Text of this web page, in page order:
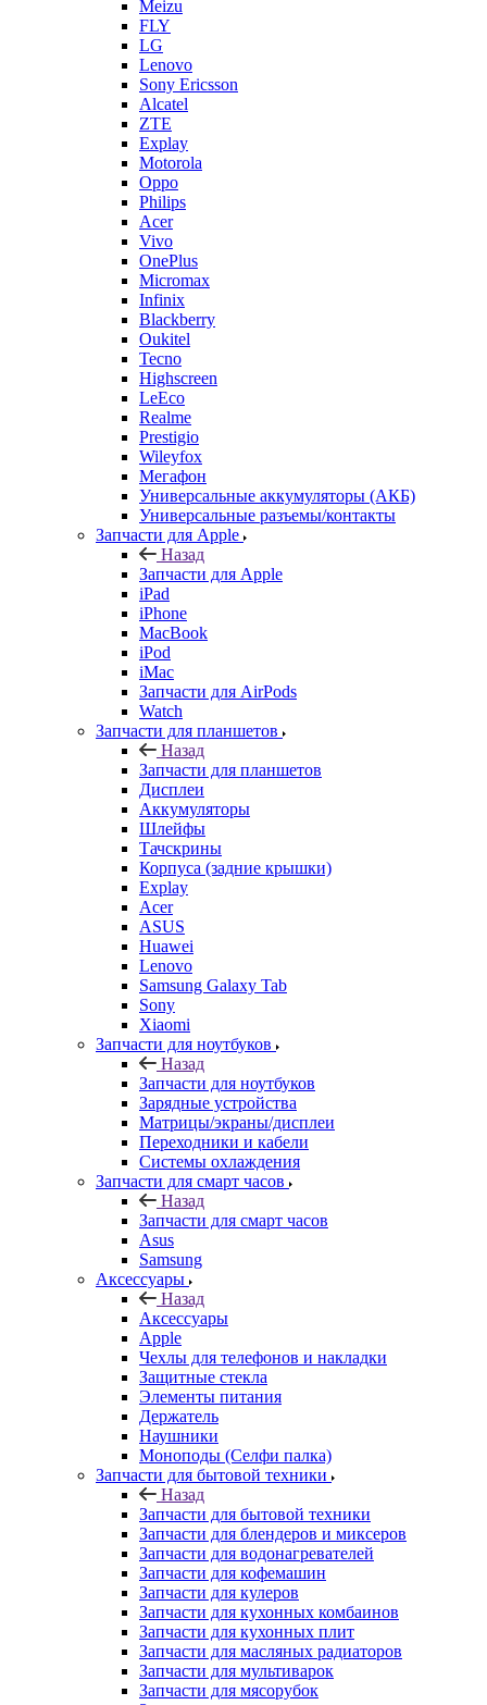
Meizu
FLY
LG
Lenovo
Sony Ericsson
Alcatel
ZTE
Explay
Motorola
Oppo
Philips
Acer
Vivo
OnePlus
Micromax
Infinix
Blackberry
Oukitel
Tecno
Highscreen
LeEco
Realme
Prestigio
Wileyfox
Мегафон
Универсальные аккумуляторы (АКБ)
Универсальные разъемы/контакты
Запчасти для Apple
Назад
Запчасти для Apple
iPad
iPhone
MacBook
iPod
iMac
Запчасти для AirPods
Watch
Запчасти для планшетов
Назад
Запчасти для планшетов
Дисплеи
Аккумуляторы
Шлейфы
Тачскрины
Корпуса (задние крышки)
Explay
Acer
ASUS
Huawei
Lenovo
Samsung Galaxy Tab
Sony
Xiaomi
Запчасти для ноутбуков
Назад
Запчасти для ноутбуков
Зарядные устройства
Матрицы/экраны/дисплеи
Переходники и кабели
Системы охлаждения
Запчасти для смарт часов
Назад
Запчасти для смарт часов
Asus
Samsung
Аксессуары
Назад
Аксессуары
Apple
Чехлы для телефонов и накладки
Защитные стекла
Элементы питания
Держатель
Наушники
Моноподы (Селфи палка)
Запчасти для бытовой техники
Назад
Запчасти для бытовой техники
Запчасти для блендеров и миксеров
Запчасти для водонагревателей
Запчасти для кофемашин
Запчасти для кулеров
Запчасти для кухонных комбаинов
Запчасти для кухонных плит
Запчасти для масляных радиаторов
Запчасти для мультиварок
Запчасти для мясорубок